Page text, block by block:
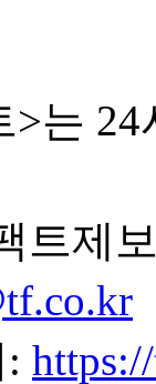
>는
트제